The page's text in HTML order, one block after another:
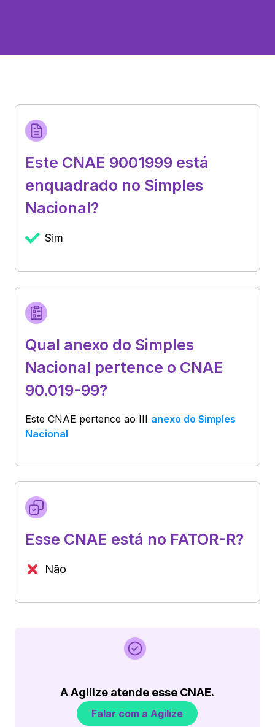
Este CNAE 9001999 está
enquadrado no Simples
Nacional?
Sim
Qual anexo do Simples
Nacional pertence o CNAE
90.019-99?
Este CNAE pertence ao III anexo do Simples
Nacional
Esse CNAE está no FATOR-R?
Não
A Agilize atende esse CNAE.
Falar com a Agilize